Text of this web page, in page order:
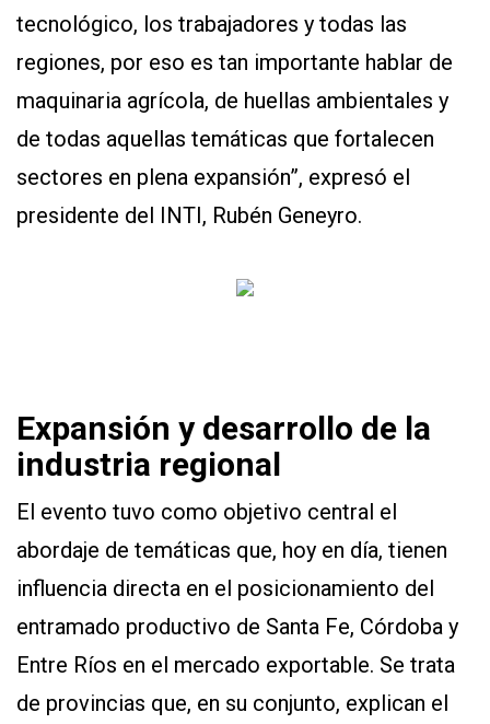
tecnológico, los trabajadores y todas las
regiones, por eso es tan importante hablar de
maquinaria agrícola, de huellas ambientales y
de todas aquellas temáticas que fortalecen
sectores en plena expansión”, expresó el
presidente del INTI, Rubén Geneyro.
Expansión y desarrollo de la
industria regional
El evento tuvo como objetivo central el
abordaje de temáticas que, hoy en día, tienen
influencia directa en el posicionamiento del
entramado productivo de Santa Fe, Córdoba y
Entre Ríos en el mercado exportable. Se trata
de provincias que, en su conjunto, explican el